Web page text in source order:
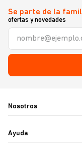
Se parte de la
ofertas y novedades
Nosotros
Ayuda